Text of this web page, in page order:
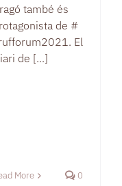
també és
de #
El
de [...]
More 0